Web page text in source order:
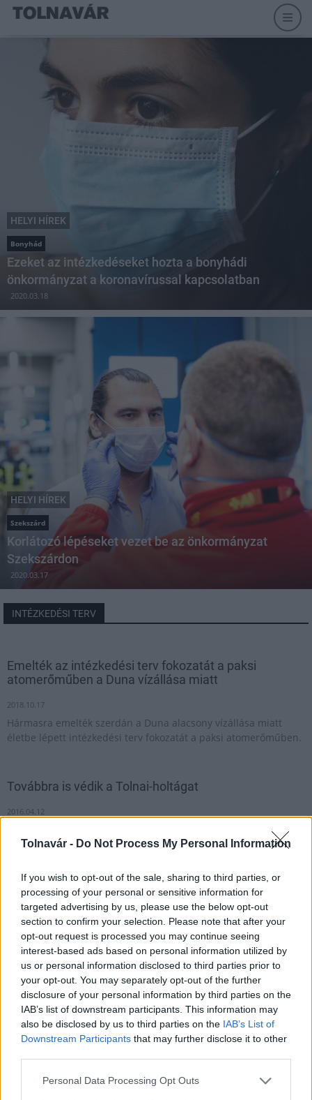
Tolnavár - Do Not Process My Personal Information
If you wish to opt-out of the sale, sharing to third parties, or
processing of your personal or sensitive information for
targeted advertising by us, please use the below opt-out
section to confirm your selection. Please note that after your
opt-out request is processed you may continue seeing
interest-based ads based on personal information utilized by
us or personal information disclosed to third parties prior to
your opt-out. You may separately opt-out of the further
disclosure of your personal information by third parties on the
IAB’s list of downstream participants. This information may
also be disclosed by us to third parties on the IAB’s List of
Downstream Participants that may further disclose it to other
Please note that this website/app uses one or more Google
Personal Data Processing Opt Outs
HELYI HÍREK
Bonyhád
Ezeket az intézkedéseket hozta a bonyhádi
önkormányzat a koronavírussal kapcsolatban
2020.03.18
HELYI HÍREK
Szekszárd
Korlátozó lépéseket vezet be az önkormányzat
Szekszárdon
2020.03.17
INTÉZKEDÉSI TERV
Emelték az intézkedési terv fokozatát a paksi
atomerőműben a Duna vízállása miatt
2018.10.17
Hármasra emelték szerdán a Duna alacsony vízállása miatt
életbe lépett intézkedési terv fokozatát a paksi atomerőműben.
Továbbra is védik a Tolnai-holtágat
2016.04.12
Intézkedési tervet fogadott el a Tolna város önkormányzatának
képviselő-testülete a Tolnai-holtággal kapcsolatban.
1
HÍRLEVÉL
Név
E-mail cím
Feliratkozom a hírlevélre és elfogadom az
adatvédelmi